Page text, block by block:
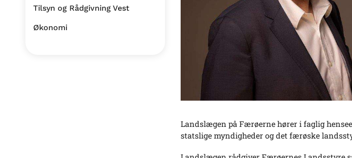
Tilsyn og Rådgivning Vest
Økonomi
Landslægen på Færøerne hører i faglig
statslige myndigheder og det færøske